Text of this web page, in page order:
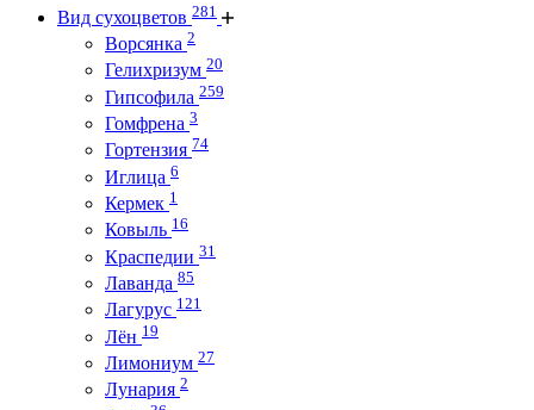
Вид сухоцветов 281
Ворсянка 2
Гелихризум 20
Гипсофила 259
Гомфрена 3
Гортензия 74
Иглица 6
Кермек 1
Ковыль 16
Краспедии 31
Лаванда 85
Лагурус 121
Лён 19
Лимониум 27
Лунария 2